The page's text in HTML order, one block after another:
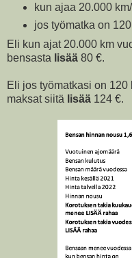
kun ajaa 20.000
jos työmatka on
Eli kun ajat 20.000 km
bensasta lisää 80 €.
Eli jos työmatkasi on
maksat siitä lisää 124 €.